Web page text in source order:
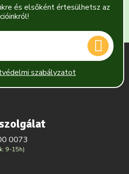
és elsőként értesülhetsz az
szabályzatot
0073
9-15h)